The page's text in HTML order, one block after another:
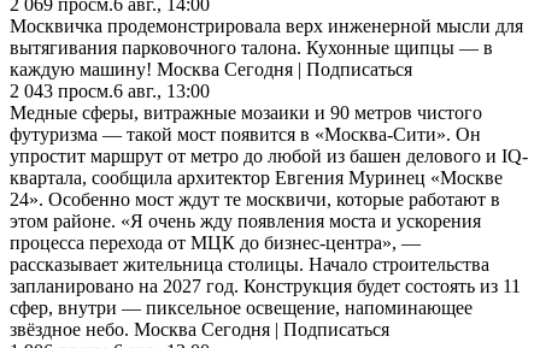
Москвичка продемонстрировала верх инженерной мысли для
вытягивания парковочного талона. Кухонные щипцы — в
каждую машину! Москва Сегодня | Подписаться
2 043 просм.6 авг., 13:00
Медные сферы, витражные мозаики и 90 метров чистого
футуризма — такой мост появится в «Москва-Сити». Он
упростит маршрут от метро до любой из башен делового и IQ-
квартала, сообщила архитектор Евгения Муринец «Москве
24». Особенно мост ждут те москвичи, которые работают в
этом районе. «Я очень жду появления моста и ускорения
процесса перехода от МЦК до бизнес-центра», —
рассказывает жительница столицы. Начало строительства
запланировано на 2027 год. Конструкция будет состоять из 11
сфер, внутри — пиксельное освещение, напоминающее
звёздное небо. Москва Сегодня | Подписаться